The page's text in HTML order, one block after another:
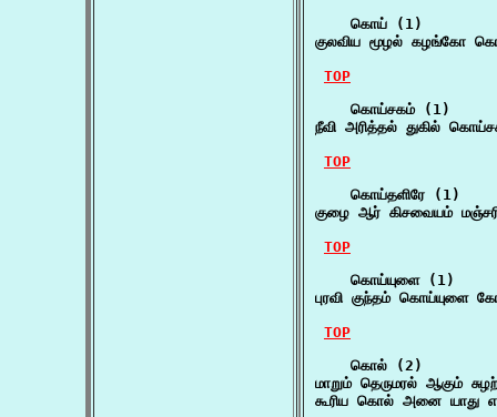
    கொய் (1)
குலவிய மூழல் கழங்கோ
TOP
    கொய்சகம் (1)
நீவி அரித்தல் துகில்
TOP
    கொய்தளிரே (1)
குழை ஆர் கிசவையம்
TOP
    கொய்யுளை (1)
புரவி குந்தம் கொய்யுளை
TOP
    கொல் (2)
மாறும் தெருமரல் ஆகும்
கூரிய கொல் அனை யாது